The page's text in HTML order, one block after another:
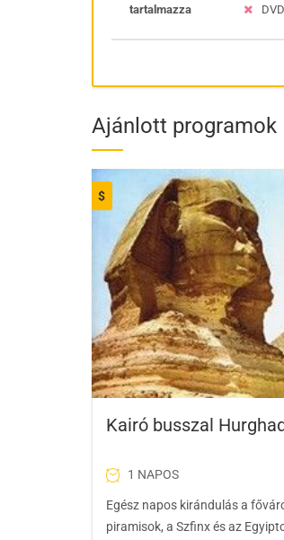
tartalmazza
Ajánlott programok
$
Kairó busszal
1 NAPOS
Egész napos kirándulás a
piramisok, a Szfinx és az